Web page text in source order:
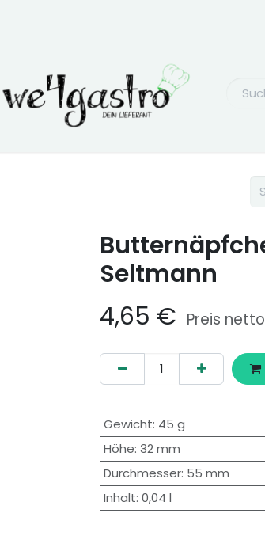
Seltmann
4,65 € Preis
Gewicht: 45 g
Höhe: 32 mm
Durchmesser: 55 mm
Inhalt: 0,04 l